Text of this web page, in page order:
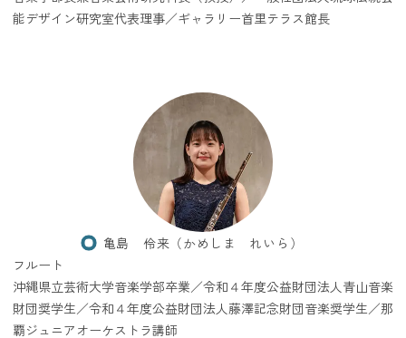
能デザイン研究室代表理事／ギャラリー首里テラス館長
亀島 伶来（かめしま れいら）
フルート
沖縄県立芸術大学音楽学部卒業／令和４年度公益財団法人青山音楽
財団奨学生／令和４年度公益財団法人藤澤記念財団音楽奨学生／那
覇ジュニアオーケストラ講師